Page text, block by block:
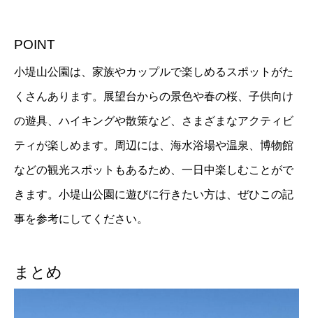
POINT
小堤山公園は、家族やカップルで楽しめるスポットがた
くさんあります。展望台からの景色や春の桜、子供向け
の遊具、ハイキングや散策など、さまざまなアクティビ
ティが楽しめます。周辺には、海水浴場や温泉、博物館
などの観光スポットもあるため、一日中楽しむことがで
きます。小堤山公園に遊びに行きたい方は、ぜひこの記
事を参考にしてください。
まとめ